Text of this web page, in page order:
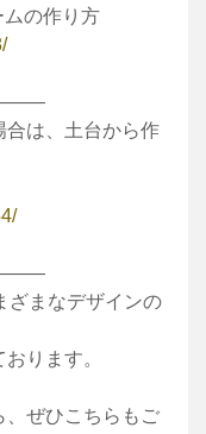
の作り方
合は、土台から作
ざまなデザインの
ります。
、ぜひこちらもご